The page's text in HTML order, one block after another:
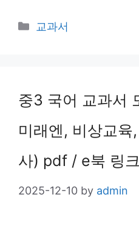
Categories
교과서
중3 국어 교과서
미래엔, 비상교
사) pdf / e북 링
2025-12-10 by admin